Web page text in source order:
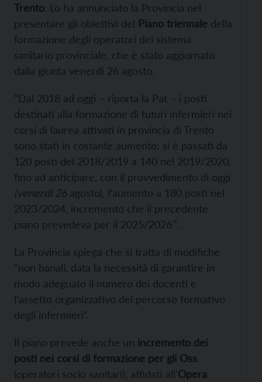
Trento. Lo ha annunciato la Provincia nel
presentare gli obiettivi del Piano triennale della
formazione degli operatori del sistema
sanitario provinciale, che è stato aggiornato
dalla giunta venerdì 26 agosto.
“Dal 2018 ad oggi – riporta la Pat – i posti
destinati alla formazione di futuri infermieri nei
corsi di laurea attivati in provincia di Trento
sono stati in costante aumento: si è passati da
120 posti del 2018/2019 a 140 nel 2019/2020,
fino ad anticipare, con il provvedimento di oggi
(venerdì 26 agosto), l’aumento a 180 posti nel
2023/2024, incremento che il precedente
piano prevedeva per il 2025/2026″.
La Provincia spiega che si tratta di modifiche
“non banali, data la necessità di garantire in
modo adeguato il numero dei docenti e
l’assetto organizzativo del percorso formativo
degli infermieri”.
Il piano prevede anche un incremento dei
posti nei corsi di formazione per gli Oss
(operatori socio sanitari), affidati all’Opera